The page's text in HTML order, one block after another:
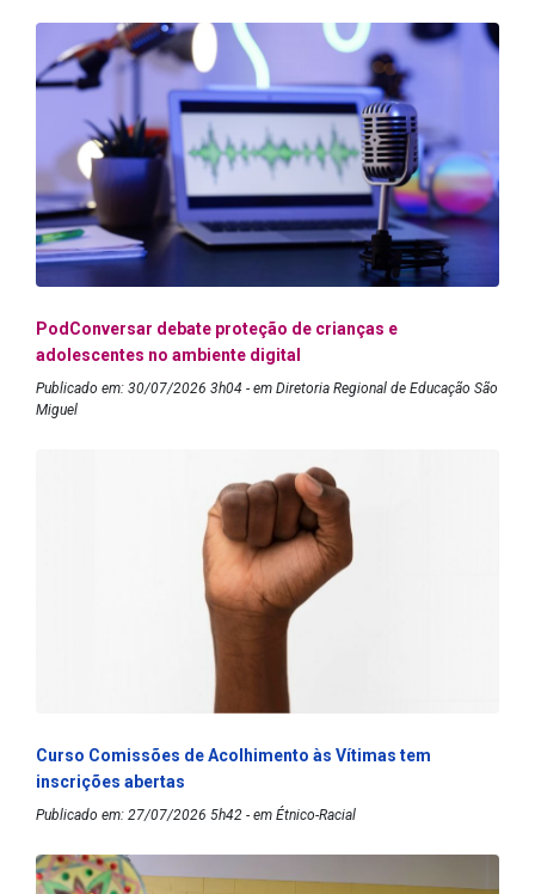
PodConversar debate proteção de crianças e
adolescentes no ambiente digital
Publicado em: 30/07/2026 3h04 - em Diretoria Regional de Educação São
Miguel
Curso Comissões de Acolhimento às Vítimas tem
inscrições abertas
Publicado em: 27/07/2026 5h42 - em Étnico-Racial